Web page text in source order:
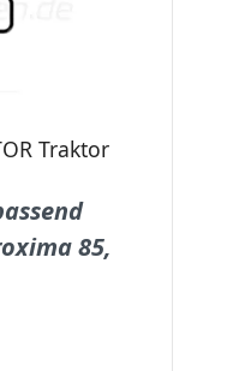
Traktor
85,